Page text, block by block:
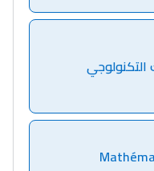
التكنولوجي